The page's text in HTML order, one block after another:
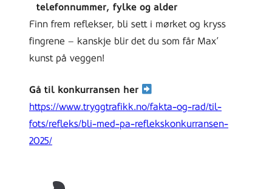
telefonnummer, fylke og alder
Finn frem reflekser, bli sett i mørket og kryss
fingrene – kanskje blir det du som får Max’
kunst på veggen!
Gå til konkurransen her
https://www.tryggtrafikk.no/fakta-og-rad/til-
fots/refleks/bli-med-pa-reflekskonkurransen-
2025/